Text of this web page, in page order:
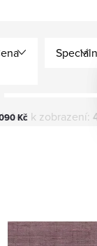
Kč k zobrazení: